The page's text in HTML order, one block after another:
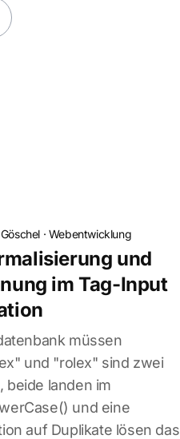
· Webentwicklung
und
im Tag-Input
müssen
und "rolex" sind zwei
beide landen im
und eine
auf Duplikate lösen das